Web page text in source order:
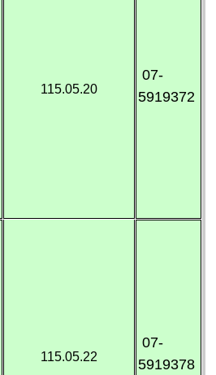
115.05.20
07-
5919372
115.05.22
07-
5919378